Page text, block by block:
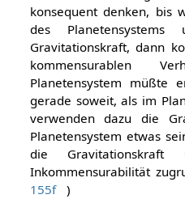
konsequent denken, bis
des
Gravitationskraft, dann
kommensurablen
Planetensystem müßte
gerade soweit, als im
verwenden dazu die
Planetensystem etwas
die
Inkommensurabilität
155f
)